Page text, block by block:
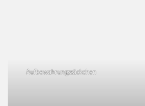
Aufbewahrungssäckchen